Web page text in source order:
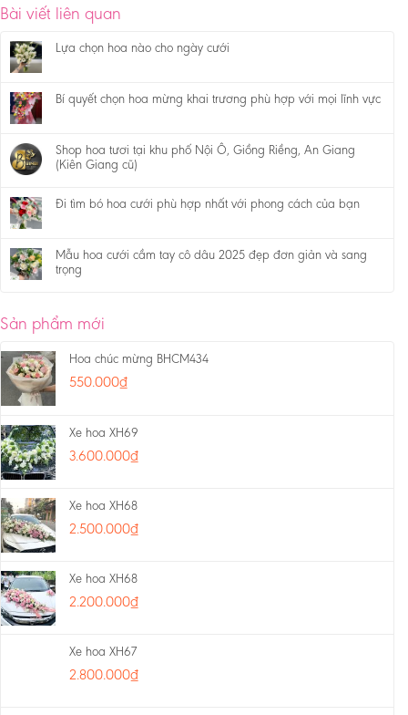
Bài viết liên quan
Lựa chọn hoa nào cho ngày cưới
Bí quyết chọn hoa mừng khai trương phù hợp với mọi lĩnh vực
Shop hoa tươi tại khu phố Nội Ô, Giồng Riềng, An Giang
(Kiên Giang cũ)
Đi tìm bó hoa cưới phù hợp nhất với phong cách của bạn
Mẫu hoa cưới cầm tay cô dâu 2025 đẹp đơn giản và sang
trọng
Sản phẩm mới
Hoa chúc mừng BHCM434
550.000₫
Xe hoa XH69
3.600.000₫
Xe hoa XH68
2.500.000₫
Xe hoa XH68
2.200.000₫
Xe hoa XH67
2.800.000₫